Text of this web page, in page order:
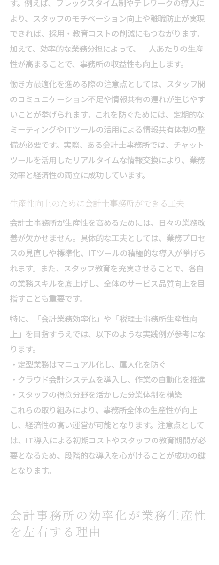
す。例えば、フレックスタイム制やテレワークの導入に
より、スタッフのモチベーション向上や離職防止が実現
できれば、採用・教育コストの削減にもつながります。
加えて、効率的な業務分担によって、一人あたりの生産
性が高まることで、事務所の収益性も向上します。
働き方最適化を進める際の注意点としては、スタッフ間
のコミュニケーション不足や情報共有の遅れが生じやす
いことが挙げられます。これを防ぐためには、定期的な
ミーティングやITツールの活用による情報共有体制の整
備が必要です。実際、ある会計士事務所では、チャット
ツールを活用したリアルタイムな情報交換により、業務
効率と経済性の両立に成功しています。
生産性向上のために会計士事務所ができる工夫
会計士事務所が生産性を高めるためには、日々の業務改
善が欠かせません。具体的な工夫としては、業務プロセ
スの見直しや標準化、ITツールの積極的な導入が挙げら
れます。また、スタッフ教育を充実させることで、各自
の業務スキルを底上げし、全体のサービス品質向上を目
指すことも重要です。
特に、「会計業務効率化」や「税理士事務所生産性向
上」を目指すうえでは、以下のような実践例が参考にな
ります。
・定型業務はマニュアル化し、属人化を防ぐ
・クラウド会計システムを導入し、作業の自動化を推進
・スタッフの得意分野を活かした分業体制を構築
これらの取り組みにより、事務所全体の生産性が向上
し、経済性の高い運営が可能となります。注意点として
は、IT導入による初期コストやスタッフの教育期間が必
要となるため、段階的な導入を心がけることが成功の鍵
となります。
会計事務所の効率化が業務生産性
を左右する理由